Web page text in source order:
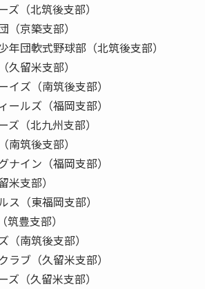
ズ（北筑後支部）
（京築支部）
年団軟式野球部（北筑後支部）
久留米支部）
イズ（南筑後支部）
ールズ（福岡支部）
ズ（北九州支部）
南筑後支部）
ナイン（福岡支部）
米支部）
ス（東福岡支部）
豊支部）
（南筑後支部）
ラブ（久留米支部）
ズ（久留米支部）